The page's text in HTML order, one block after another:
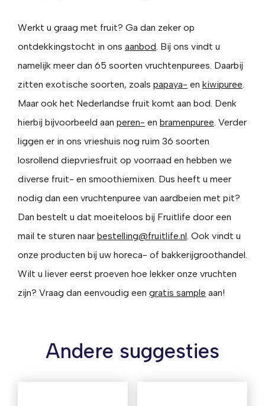
Werkt u graag met fruit? Ga dan zeker op
ontdekkingstocht in ons aanbod . Bij ons vindt u
namelijk meer dan 65 soorten vruchtenpurees. Daarbij
zitten exotische soorten, zoals papaya- en kiwipuree
Maar ook het Nederlandse fruit komt aan bod. Denk
hierbij bijvoorbeeld aan peren- en bramenpuree . Verder
liggen er in ons vrieshuis nog ruim 36 soorten
losrollend diepvriesfruit op voorraad en hebben we
diverse fruit- en smoothiemixen. Dus heeft u meer
nodig dan een vruchtenpuree van aardbeien met pit?
Dan bestelt u dat moeiteloos bij Fruitlife door een
mail te sturen naar bestelling@fruitlife.nl . Ook vindt u
onze producten bij uw horeca- of bakkerijgroothandel.
Wilt u liever eerst proeven hoe lekker onze vruchten
zijn? Vraag dan eenvoudig een gratis sample aan!
Andere suggesties